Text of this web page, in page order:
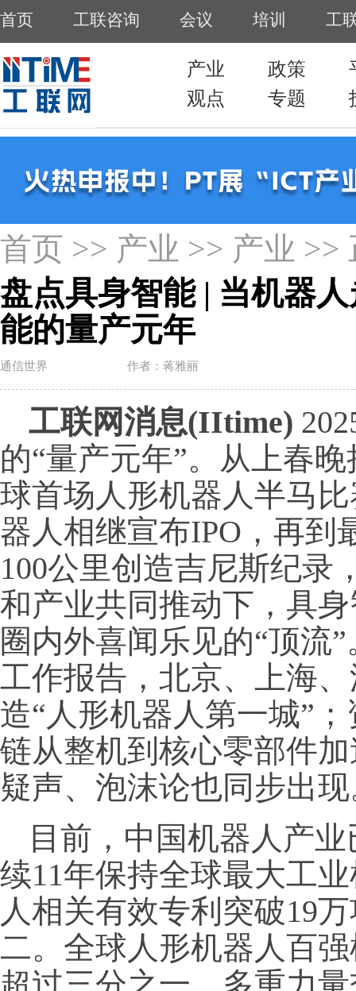
首页 >> 产业 >> 产业 >>
盘点具身智能 | 当机器
能的量产元年
通信世界 作者：蒋雅丽
工联网消息(IItime)
的“量产元年”。从上春
球首场人形机器人半马
器人相继宣布IPO，再到
100公里创造吉尼斯纪录
和产业共同推动下，具
圈内外喜闻乐见的“顶流
工作报告，北京、上海
造“人形机器人第一城”
链从整机到核心零部件
疑声、泡沫论也同步出
目前，中国机器人产
续11年保持全球最大工
人相关有效专利突破19
二。全球人形机器人百